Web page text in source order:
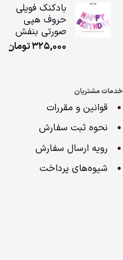
بادکنک فویلی
حروف هپی
صورتی بنفش
325,000تومان
خدمات مشتریان
قوانین و مقررات
نحوه ثبت سفارش
رویه ارسال سفارش
شیوه‌های پرداخت